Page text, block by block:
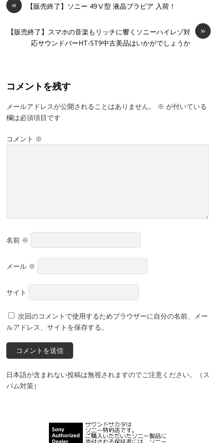
« 【販売終了】ソニー 49Ⅴ型 液晶ブラビア 入荷！
»
【販売終了】スマホの音楽もリッチに響くソニーハイレゾ対
応サウンドバーHT-ST9中古美品はいかがでしょうか
コメントを残す
メールアドレスが公開されることはありません。 ※ が付いている
欄は必須項目です
コメント ※
名前 ※
メール ※
サイト
次回のコメントで使用するためブラウザーに自分の名前、メー
ルアドレス、サイトを保存する。
日本語が含まれない投稿は無視されますのでご注意ください。（ス
パム対策）